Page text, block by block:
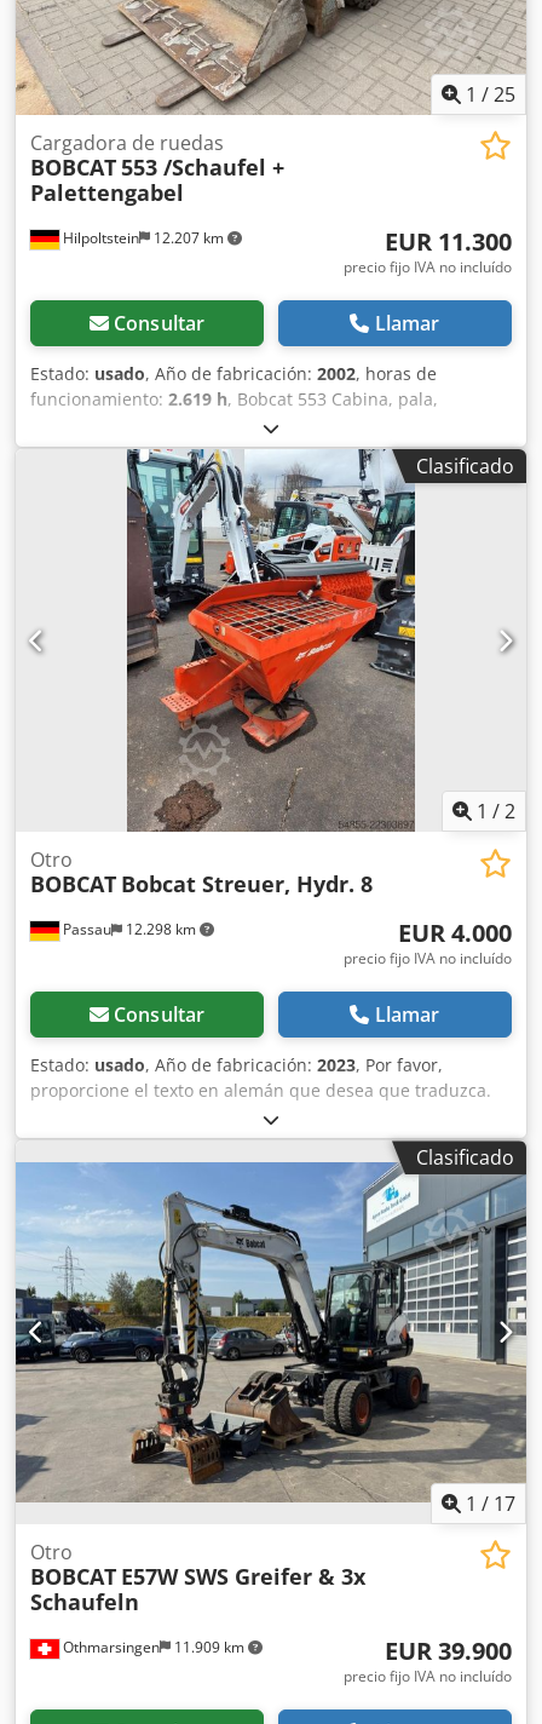
1 /25
Hilpoltstein 12.207 km
Cargadora de ruedas
BOBCAT553 /Schaufel +
Palettengabel
EUR 11.300
precio fijo IVA no incluído
Consultar Llamar
Estado: usado, Año de fabricación: 2002, horas de
funcionamiento: 2.619 h, Bobcat 553 Cabina, pala,
horquilla para paletas. Credpfxszng Tke Aarjf
Clasificado
1 /2
Passau 12.298 km
Otro
BOBCAT Bobcat Streuer, Hydr. 8
EUR 4.000
precio fijo IVA no incluído
Consultar Llamar
Estado: usado, Año de fabricación: 2023, Por favor,
proporcione el texto en alemán que desea que traduzca.
Clasificado
1 / 17
Othmarsingen 11.909 km
Otro
BOBCAT E57W SWS Greifer & 3x
Schaufeln
EUR 39.900
precio fijo IVA no incluído